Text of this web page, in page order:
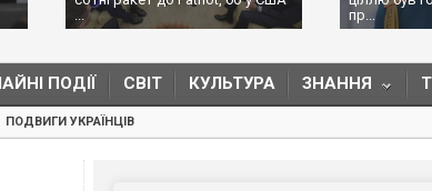
...
пр...
ПОДІЇ СВІТ КУЛЬТУРА ЗНАННЯ
ПОДВИГИ УКРАЇНЦІВ